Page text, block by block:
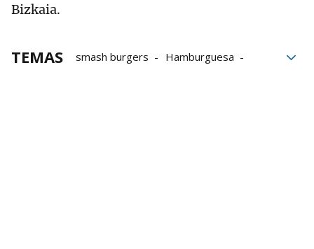
Bizkaia.
TEMAS smash burgers
Hamburguesa